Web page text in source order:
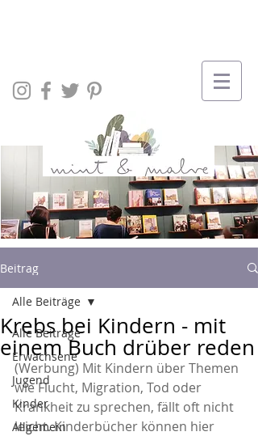
Beitrag
Alle Beiträge
Erwachsene
Jugend
Kinder
Allgemein
Alle Beiträge
Krebs bei Kindern - mit
einem Buch drüber reden
(Werbung) Mit Kindern über Themen
wie Flucht, Migration, Tod oder
Krankheit zu sprechen, fällt oft nicht
leicht. Kinderbücher können hier